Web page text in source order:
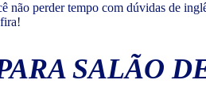
não perder tempo com dúvidas de
SALÃO